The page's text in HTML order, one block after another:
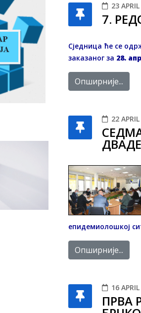
23
7.
Сједница ће се
заказаног за 28.
Опширније...
22
епидемиолошкој
Опширније...
16
ПРВА